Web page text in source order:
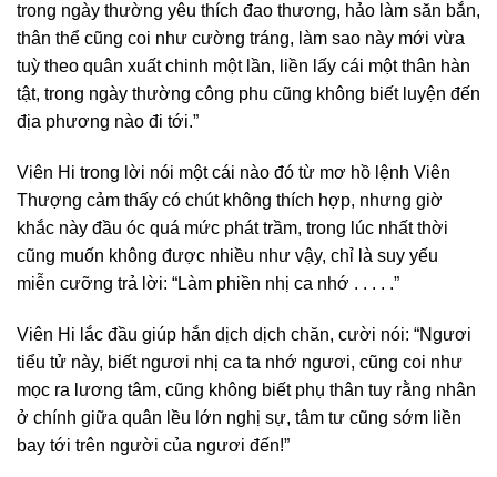
trong ngày thường yêu thích đao thương, hảo làm săn bắn,
thân thể cũng coi như cường tráng, làm sao này mới vừa
tuỳ theo quân xuất chinh một lần, liền lấy cái một thân hàn
tật, trong ngày thường công phu cũng không biết luyện đến
địa phương nào đi tới.”
Viên Hi trong lời nói một cái nào đó từ mơ hồ lệnh Viên
Thượng cảm thấy có chút không thích hợp, nhưng giờ
khắc này đầu óc quá mức phát trầm, trong lúc nhất thời
cũng muốn không được nhiều như vậy, chỉ là suy yếu
miễn cưỡng trả lời: “Làm phiền nhị ca nhớ . . . . .”
Viên Hi lắc đầu giúp hắn dịch dịch chăn, cười nói: “Ngươi
tiểu tử này, biết ngươi nhị ca ta nhớ ngươi, cũng coi như
mọc ra lương tâm, cũng không biết phụ thân tuy rằng nhân
ở chính giữa quân lều lớn nghị sự, tâm tư cũng sớm liền
bay tới trên người của ngươi đến!”